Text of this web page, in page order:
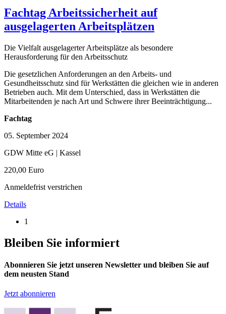
Fachtag Arbeitssicherheit auf
ausgelagerten Arbeitsplätzen
Die Vielfalt ausgelagerter Arbeitsplätze als besondere
Herausforderung für den Arbeitsschutz
Die gesetzlichen Anforderungen an den Arbeits- und
Gesundheitsschutz sind für Werkstätten die gleichen wie in anderen
Betrieben auch. Mit dem Unterschied, dass in Werkstätten die
Mitarbeitenden je nach Art und Schwere ihrer Beeinträchtigung...
Fachtag
05. September 2024
GDW Mitte eG | Kassel
220,00 Euro
Anmeldefrist verstrichen
Details
1
Bleiben Sie informiert
Abonnieren Sie jetzt unseren Newsletter und bleiben Sie auf
dem neusten Stand
Jetzt abonnieren